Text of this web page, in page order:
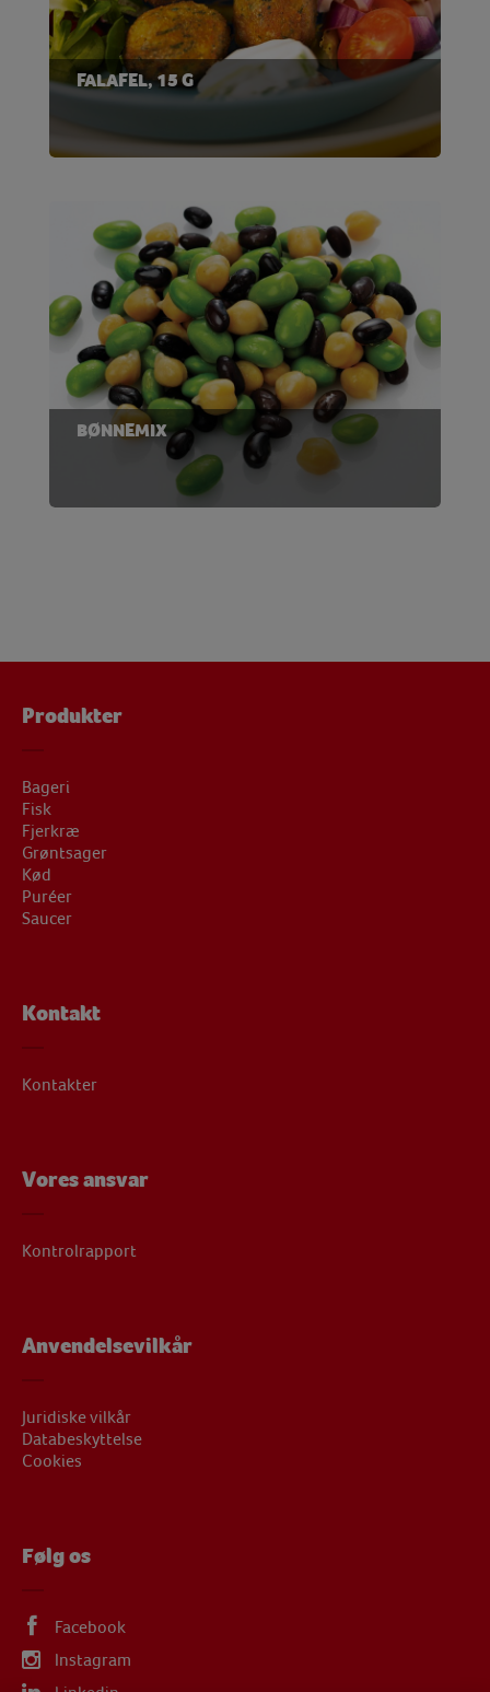
FALAFEL, 15 G
BØNNEMIX
Produkter
Bageri
Fisk
Fjerkræ
Grøntsager
Kød
Puréer
Saucer
Kontakt
Kontakter
Vores ansvar
Kontrolrapport
Anvendelsevilkår
Juridiske vilkår
Databeskyttelse
Cookies
Følg os
Facebook
Instagram